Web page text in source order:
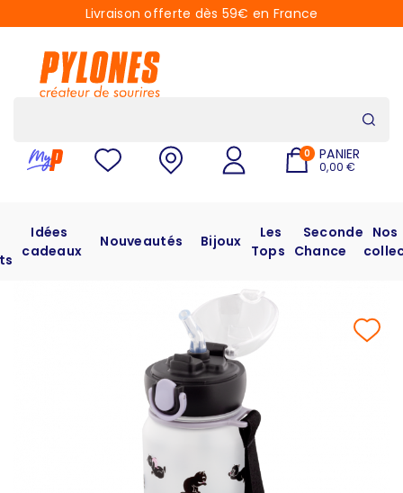
Livraison offerte dès 59€ en France
0 PANIER
0,00 €
Idées
cadeaux
Nouveautés Bijoux
Les
Tops
Seconde
Chance
Nos